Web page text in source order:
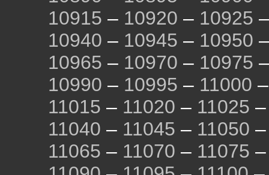
10915 – 10920 – 10925
10940 – 10945 – 10950
10965 – 10970 – 10975
10990 – 10995 – 11000
11015 – 11020 – 11025
11040 – 11045 – 11050
11065 – 11070 – 11075